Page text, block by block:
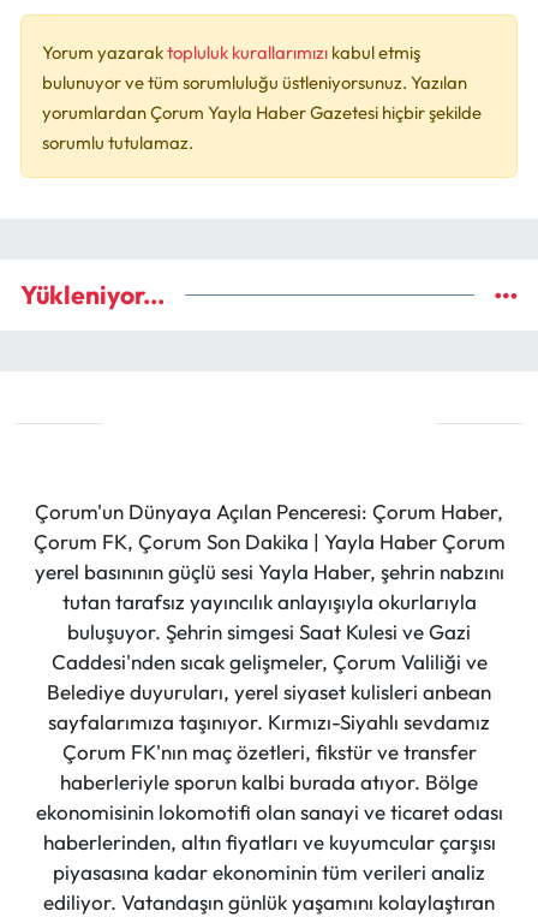
Yorum yazaraktopluluk kurallarımızı kabul etmiş
bulunuyor ve tüm sorumluluğu üstleniyorsunuz. Yazılan
yorumlardan Çorum Yayla Haber Gazetesi hiçbir şekilde
sorumlu tutulamaz.
Yükleniyor...
Çorum'un Dünyaya Açılan Penceresi: Çorum Haber,
Çorum FK, Çorum Son Dakika | Yayla Haber Çorum
yerel basınının güçlü sesi Yayla Haber, şehrin nabzını
tutan tarafsız yayıncılık anlayışıyla okurlarıyla
buluşuyor. Şehrin simgesi Saat Kulesi ve Gazi
Caddesi'nden sıcak gelişmeler, Çorum Valiliği ve
Belediye duyuruları, yerel siyaset kulisleri anbean
sayfalarımıza taşınıyor. Kırmızı-Siyahlı sevdamız
Çorum FK'nın maç özetleri, fikstür ve transfer
haberleriyle sporun kalbi burada atıyor. Bölge
ekonomisinin lokomotifi olan sanayi ve ticaret odası
haberlerinden, altın fiyatları ve kuyumcular çarşısı
piyasasına kadar ekonominin tüm verileri analiz
ediliyor. Vatandaşın günlük yaşamını kolaylaştıran